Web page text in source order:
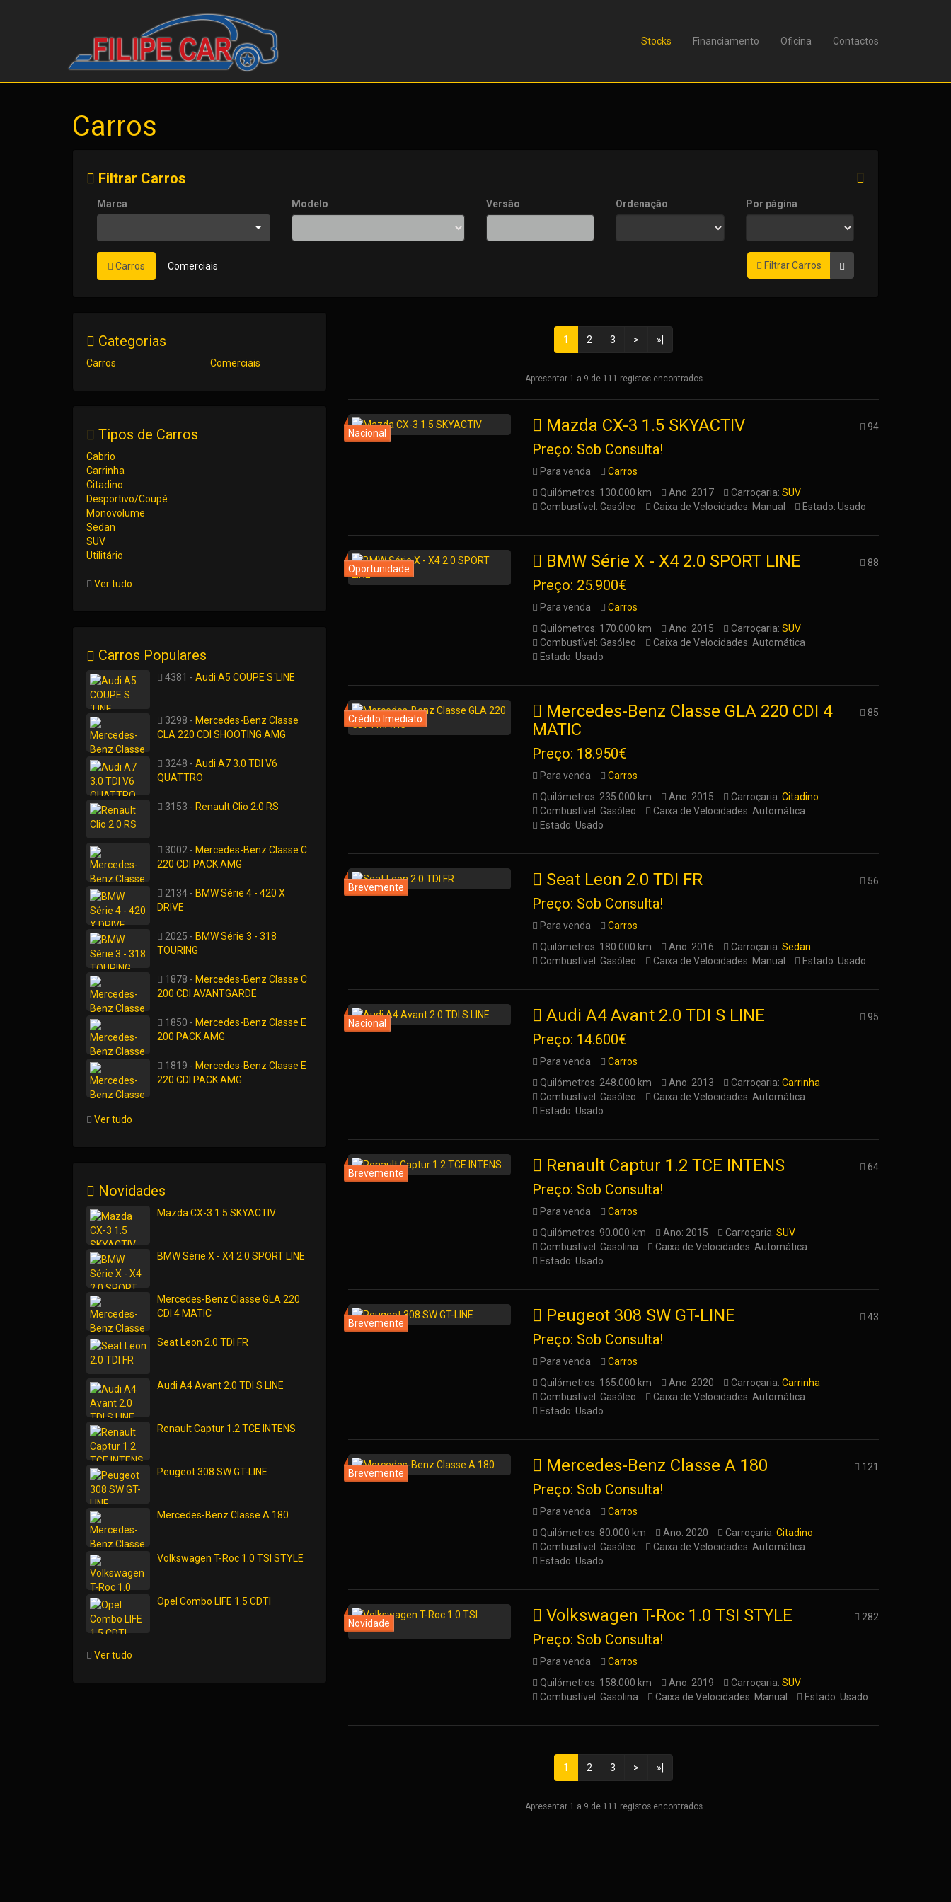
Stocks Financiamento Oficina Contactos
Carros
Filtrar Carros
Marca Modelo Versão Ordenação Por página
Carros Comerciais Filtrar Carros
1 2 3 > »|
Apresentar 1 a 9 de 111 registos encontrados
94
Mazda CX-3 1.5 SKYACTIV
Preço: Sob Consulta!
Para venda
Carros
Quilómetros: 130.000 km
Ano: 2017 Carroçaria: SUV
Combustível: Gasóleo
Caixa de Velocidades: Manual Estado: Usado
88
BMW Série X - X4 2.0 SPORT LINE
Preço: 25.900€
Para venda
Carros
Quilómetros: 170.000 km
Ano: 2015 Carroçaria: SUV
Combustível: Gasóleo
Caixa de Velocidades: Automática
Estado: Usado
85
Mercedes-Benz Classe GLA 220 CDI 4
MATIC
Preço: 18.950€
Para venda
Carros
Quilómetros: 235.000 km
Ano: 2015 Carroçaria: Citadino
Combustível: Gasóleo
Caixa de Velocidades: Automática
Estado: Usado
56
Seat Leon 2.0 TDI FR
Preço: Sob Consulta!
Para venda
Carros
Quilómetros: 180.000 km
Ano: 2016 Carroçaria: Sedan
Combustível: Gasóleo
Caixa de Velocidades: Manual Estado: Usado
95
Audi A4 Avant 2.0 TDI S LINE
Preço: 14.600€
Para venda
Carros
Quilómetros: 248.000 km
Ano: 2013 Carroçaria: Carrinha
Combustível: Gasóleo
Caixa de Velocidades: Automática
Estado: Usado
64
Renault Captur 1.2 TCE INTENS
Preço: Sob Consulta!
Para venda
Carros
Quilómetros: 90.000 km
Ano: 2015 Carroçaria: SUV
Combustível: Gasolina
Caixa de Velocidades: Automática
Estado: Usado
43
Peugeot 308 SW GT-LINE
Preço: Sob Consulta!
Para venda
Carros
Quilómetros: 165.000 km
Ano: 2020 Carroçaria: Carrinha
Combustível: Gasóleo
Caixa de Velocidades: Automática
Estado: Usado
121
Mercedes-Benz Classe A 180
Preço: Sob Consulta!
Para venda
Carros
Quilómetros: 80.000 km
Ano: 2020 Carroçaria: Citadino
Combustível: Gasóleo
Caixa de Velocidades: Automática
Estado: Usado
282
Volkswagen T-Roc 1.0 TSI STYLE
Preço: Sob Consulta!
Para venda
Carros
Quilómetros: 158.000 km
Ano: 2019 Carroçaria: SUV
Combustível: Gasolina
Caixa de Velocidades: Manual Estado: Usado
1 2 3 > »|
Apresentar 1 a 9 de 111 registos encontrados
Categorias
Carros Comerciais
Tipos de Carros
Cabrio
Carrinha
Citadino
Desportivo/Coupé
Monovolume
Sedan
SUV
Utilitário
Ver tudo
Carros Populares
4381 - Audi A5 COUPE S´LINE
3298 - Mercedes-Benz Classe
CLA 220 CDI SHOOTING AMG
3248 - Audi A7 3.0 TDI V6
QUATTRO
3153 - Renault Clio 2.0 RS
3002 - Mercedes-Benz Classe C
220 CDI PACK AMG
2134 - BMW Série 4 - 420 X
DRIVE
2025 - BMW Série 3 - 318
TOURING
1878 - Mercedes-Benz Classe C
200 CDI AVANTGARDE
1850 - Mercedes-Benz Classe E
200 PACK AMG
1819 - Mercedes-Benz Classe E
220 CDI PACK AMG
Ver tudo
Novidades
Mazda CX-3 1.5 SKYACTIV
BMW Série X - X4 2.0 SPORT LINE
Mercedes-Benz Classe GLA 220
CDI 4 MATIC
Seat Leon 2.0 TDI FR
Audi A4 Avant 2.0 TDI S LINE
Renault Captur 1.2 TCE INTENS
Peugeot 308 SW GT-LINE
Mercedes-Benz Classe A 180
Volkswagen T-Roc 1.0 TSI STYLE
Opel Combo LIFE 1.5 CDTI
Ver tudo